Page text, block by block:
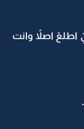
اطلعً اصلاً وانت